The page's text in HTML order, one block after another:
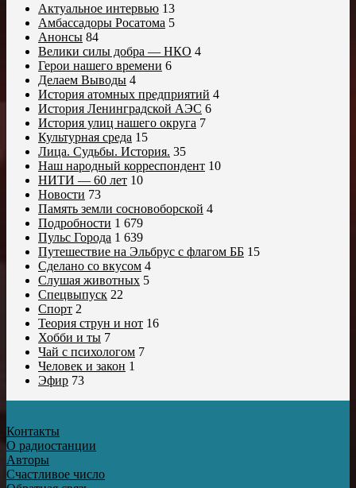
Актуальное интервью 13
Амбассадоры Росатома 5
Анонсы 84
Велики силы добра — НКО 4
Герои нашего времени 6
Делаем Выводы 4
История атомных предприятий 4
История Ленинградской АЭС 6
История улиц нашего округа 7
Культурная среда 15
Лица. Судьбы. История. 35
Наш народный корреспондент 10
НИТИ — 60 лет 10
Новости 73
Память земли сосновоборской 4
Подробности 1 679
Пульс Города 1 639
Путешествие на Эльбрус с флагом ББ 15
Сделано со вкусом 4
Слушая животных 5
Спецвыпуск 22
Спорт 2
Теория струн и нот 16
Хобби и ты 7
Чай с психологом 7
Человек и закон 1
Эфир 73
Контакты
О радиостанции
Авторы
Счастливое число